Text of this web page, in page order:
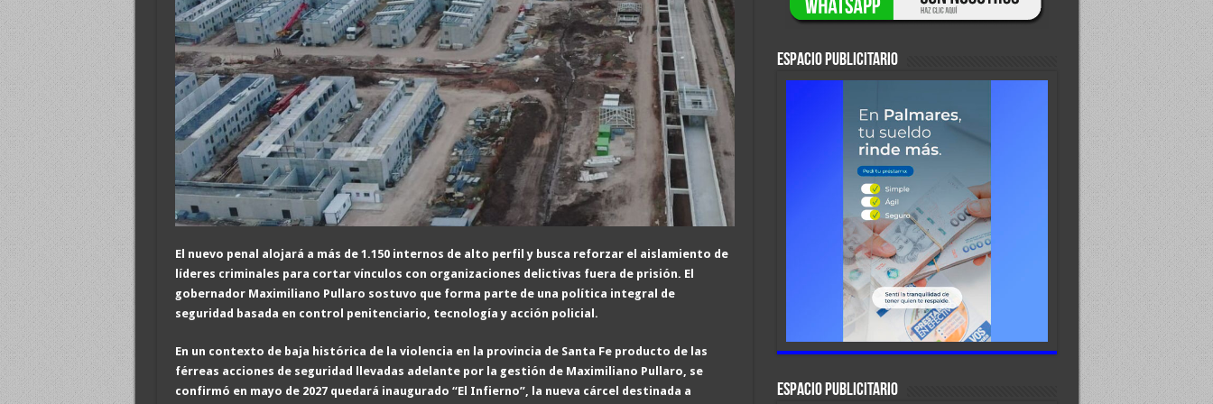
El nuevo penal alojará a más de 1.150 internos de alto perfil y busca reforzar el aislamiento de
líderes criminales para cortar vínculos con organizaciones delictivas fuera de prisión. El
gobernador Maximiliano Pullaro sostuvo que forma parte de una política integral de
seguridad basada en control penitenciario, tecnología y acción policial.
En un contexto de baja histórica de la violencia en la provincia de Santa Fe producto de las
férreas acciones de seguridad llevadas adelante por la gestión de Maximiliano Pullaro, se
confirmó en mayo de 2027 quedará inaugurado “El Infierno”, la nueva cárcel destinada a
ESPACIO PUBLICITARIO
ESPACIO PUBLICITARIO